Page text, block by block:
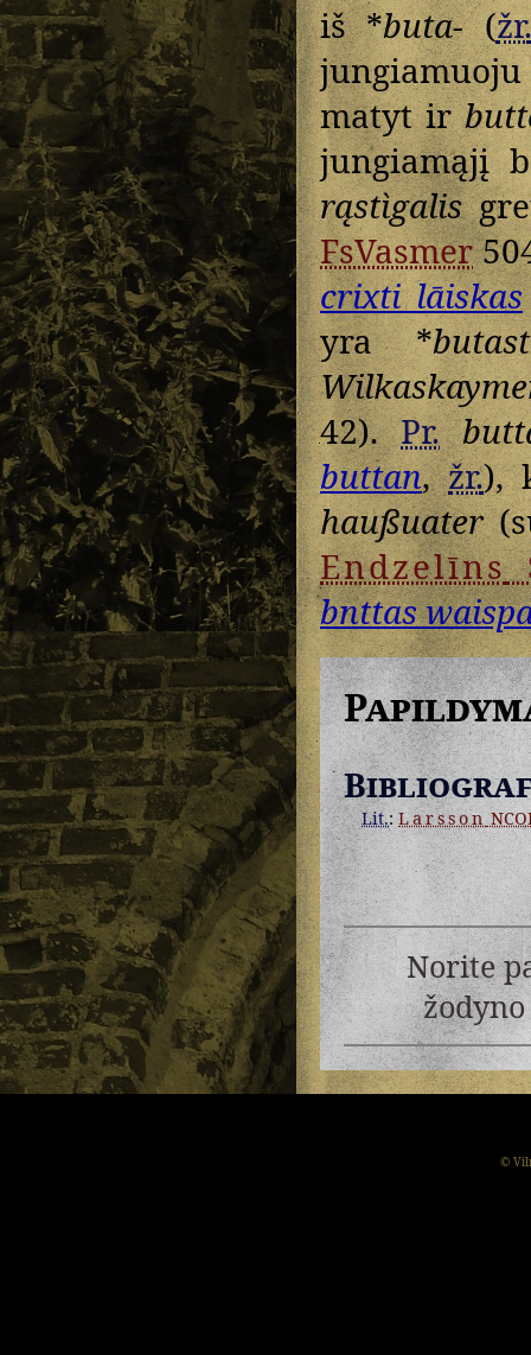
iš *buta-(žr.
matyt ir
jungiamąjį
rąstìgalis
FsVasmer
crixti lāiskas
yra *
42).Pr.
buttan,žr.),
haußuater
Endzelīns
bnttas
Lit.:Larsson
Norite
©